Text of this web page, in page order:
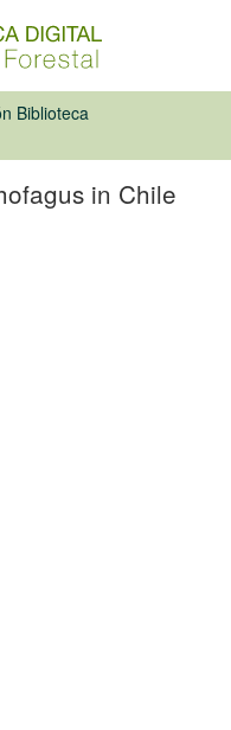
Biblioteca
in Chile